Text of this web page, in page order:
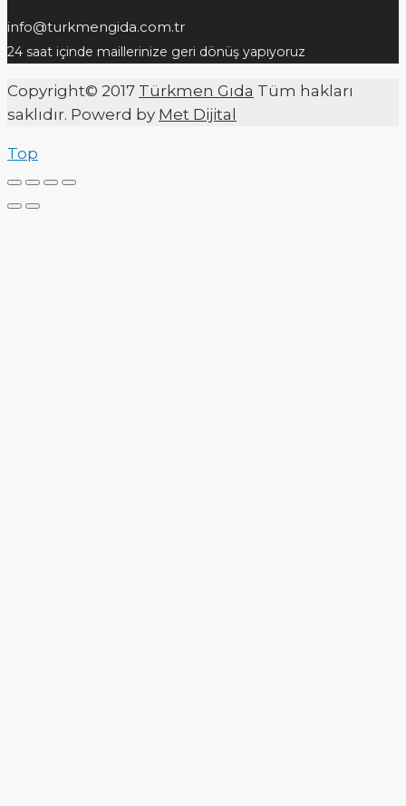
info@turkmengida.com.tr
24 saat içinde maillerinize geri dönüş yapıyoruz
Copyright© 2017 Türkmen Gıda Tüm hakları
saklıdır. Powerd by Met Dijital
Top